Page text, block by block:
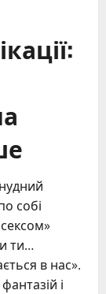
собі
ти…
в нас».
і